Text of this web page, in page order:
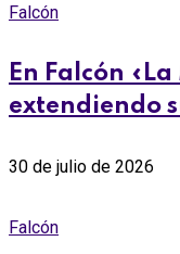
Falcón
En Falcón
extendiendo
30 de julio de 2026
Falcón